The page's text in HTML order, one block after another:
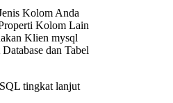
Kolom Anda
Kolom Lain
Klien mysql
dan Tabel
tingkat lanjut